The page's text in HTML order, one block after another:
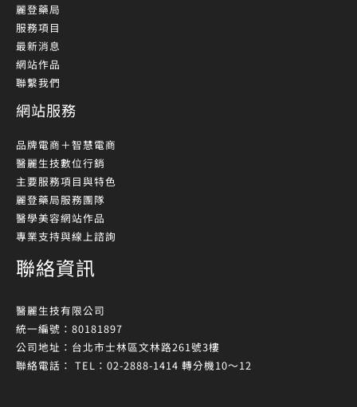
麗登藥局
服務項目
最新消息
網站作品
聯繫我們
網站服務
品牌電商＋智慧電商
醫麗生技數位行銷
主要服務項目與特色
麗登藥局服務團隊
醫學美容網站作品
專業支持與線上諮詢
聯絡資訊
醫麗生技有限公司
統一編號：80181897
公司地址：台北市士林區文林路261號3樓
聯絡電話： TEL：02-2888-1414 轉分機10～12